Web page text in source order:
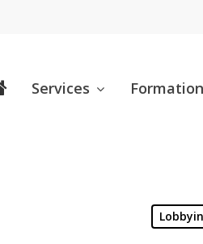
Services